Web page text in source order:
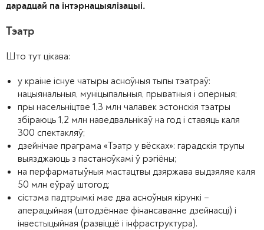
дарадцай па інтэрнацыялізацыі.
Тэатр
Што тут цікава:
у краіне існуе чатыры асноўныя тыпы тэатраў:
нацыянальныя, муніцыпальныя, прыватныя і оперныя;
пры насельніцтве 1,3 млн чалавек эстонскія тэатры
збіраюць 1,2 млн наведвальнікаў на год і ставяць каля
300 спектакляў;
дзейнічае праграма «Тэатр у вёсках»: гарадскія трупы
выязджаюць з пастаноўкамі ў рэгіёны;
на перфарматыўныя мастацтвы дзяржава выдзяляе каля
50 млн еўраў штогод;
сістэма падтрымкі мае два асноўныя кірункі –
аперацыйная (штодзённае фінансаванне дзейнасці) і
інвестыцыйная (развіццё і інфраструктура).